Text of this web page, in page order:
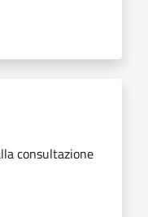
consultazione